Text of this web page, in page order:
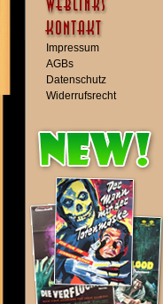
Impressum
AGBs
Datenschutz
Widerrufsrecht